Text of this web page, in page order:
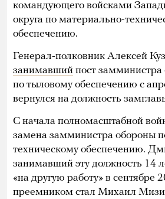
командующего войсками
округа по материально-
обеспечению.
Генерал-полковник Алексей
занимавший пост
по тыловому обеспечению с
вернулся на должность
С начала полномасштабной
замена замминистра обороны
техническому обеспечению.
занимавший эту должность 14
«на другую работу» в сентябре
преемником стал Михаил